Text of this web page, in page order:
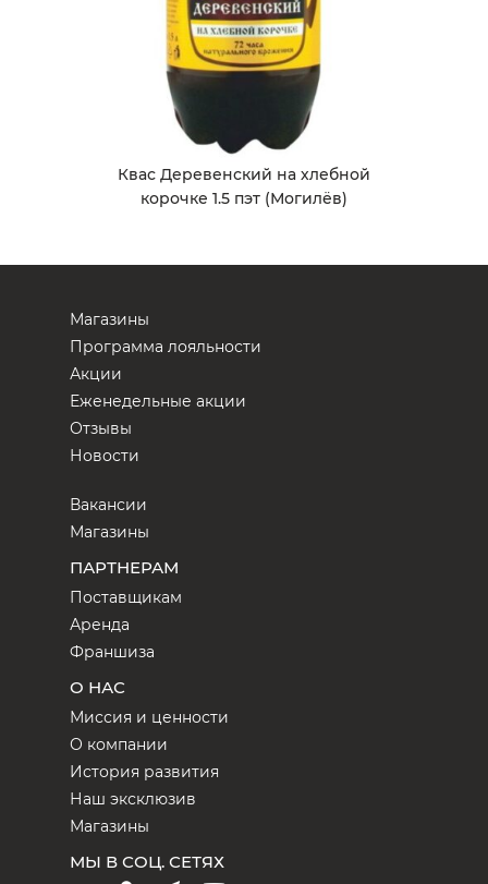
Квас Деревенский на хлебной
корочке 1.5 пэт (Могилёв)
Магазины
Программа лояльности
Акции
Еженедельные акции
Отзывы
Новости
Вакансии
Магазины
ПАРТНЕРАМ
Поставщикам
Аренда
Франшиза
О НАС
Миссия и ценности
О компании
История развития
Наш эксклюзив
Магазины
МЫ В СОЦ. СЕТЯХ